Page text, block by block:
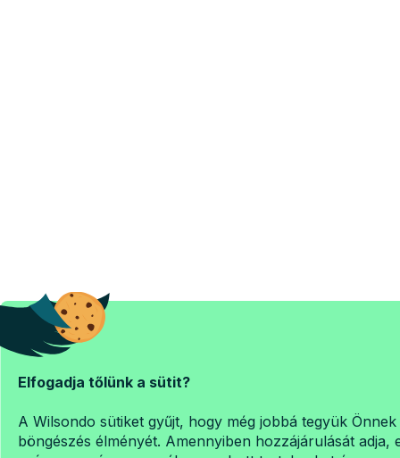
Elfogadja tőlünk a sütit?
A Wilsondo sütiket gyűjt, hogy még jobbá tegyük Önnek
böngészés élményét. Amennyiben hozzájárulását adja,